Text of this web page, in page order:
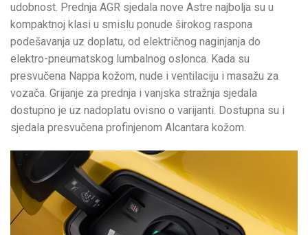
udobnost. Prednja AGR sjedala nove Astre najbolja su u
kompaktnoj klasi u smislu ponude širokog raspona
podešavanja uz doplatu, od električnog naginjanja do
elektro-pneumatskog lumbalnog oslonca. Kada su
presvučena Nappa kožom, nude i ventilaciju i masažu za
vozača. Grijanje za prednja i vanjska stražnja sjedala
dostupno je uz nadoplatu ovisno o varijanti. Dostupna su i
sjedala presvučena profinjenom Alcantara kožom.